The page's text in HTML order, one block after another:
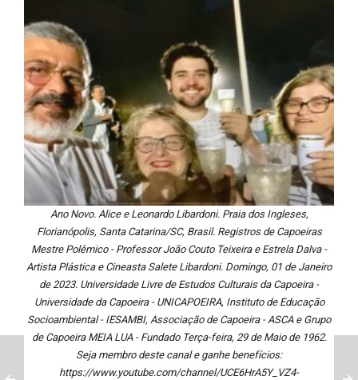
Ano Novo. Alice e Leonardo Libardoni. Praia dos Ingleses,
Florianópolis, Santa Catarina/SC, Brasil. Registros de Capoeiras
Mestre Polêmico - Professor João Couto Teixeira e Estrela Dalva -
Artista Plástica e Cineasta Salete Libardoni. Domingo, 01 de Janeiro
de 2023. Universidade Livre de Estudos Culturais da Capoeira -
Universidade da Capoeira - UNICAPOEIRA, Instituto de Educação
Socioambiental - IESAMBI, Associação de Capoeira - ASCA e Grupo
de Capoeira MEIA LUA - Fundado Terça-feira, 29 de Maio de 1962.
Seja membro deste canal e ganhe benefícios:
https://www.youtube.com/channel/UCE6HrA5Y_VZ4-